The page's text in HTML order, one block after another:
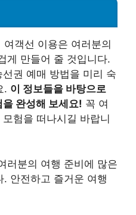
객선 이용은 여러분의
게 만들어 줄 것입니다.
권 예매 방법을 미리 숙
. 이 정보들을 바탕으로
완성해 보세요! 꼭 여
험을 떠나시길 바랍니
러분의 여행 준비에 많은
. 안전하고 즐거운 여행